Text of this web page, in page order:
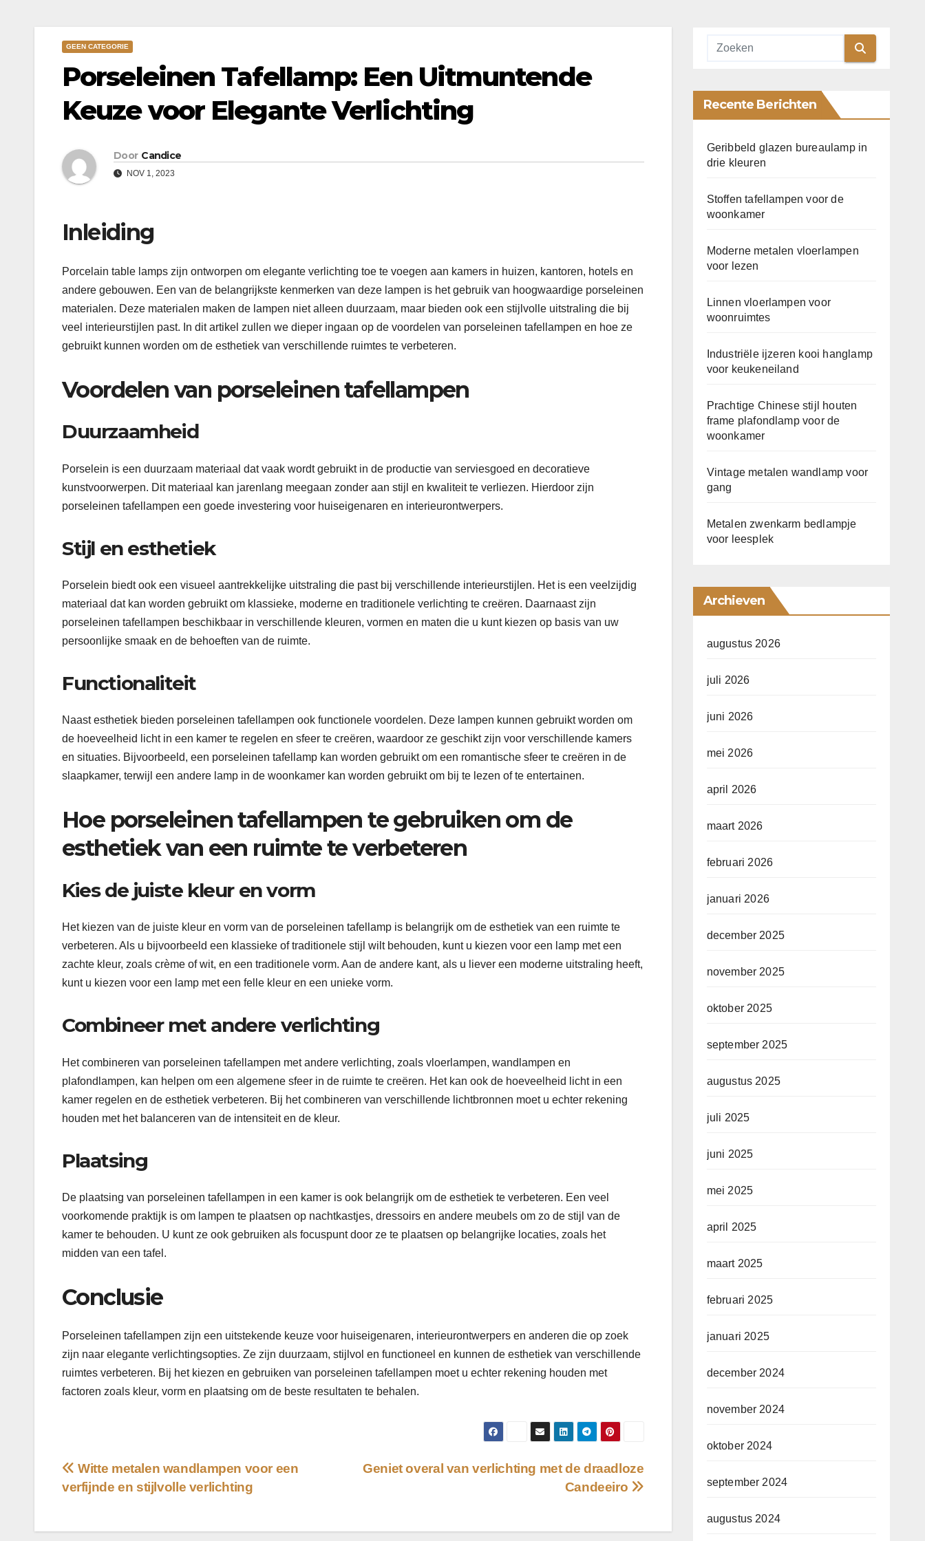
GEEN CATEGORIE
Porseleinen Tafellamp: Een Uitmuntende
Keuze voor Elegante Verlichting
Door Candice
NOV 1, 2023
Inleiding
Porcelain table lamps zijn ontworpen om elegante verlichting toe te voegen aan kamers in huizen, kantoren, hotels en
andere gebouwen. Een van de belangrijkste kenmerken van deze lampen is het gebruik van hoogwaardige porseleinen
materialen. Deze materialen maken de lampen niet alleen duurzaam, maar bieden ook een stijlvolle uitstraling die bij
veel interieurstijlen past. In dit artikel zullen we dieper ingaan op de voordelen van porseleinen tafellampen en hoe ze
gebruikt kunnen worden om de esthetiek van verschillende ruimtes te verbeteren.
Voordelen van porseleinen tafellampen
Duurzaamheid
Porselein is een duurzaam materiaal dat vaak wordt gebruikt in de productie van serviesgoed en decoratieve
kunstvoorwerpen. Dit materiaal kan jarenlang meegaan zonder aan stijl en kwaliteit te verliezen. Hierdoor zijn
porseleinen tafellampen een goede investering voor huiseigenaren en interieurontwerpers.
Stijl en esthetiek
Porselein biedt ook een visueel aantrekkelijke uitstraling die past bij verschillende interieurstijlen. Het is een veelzijdig
materiaal dat kan worden gebruikt om klassieke, moderne en traditionele verlichting te creëren. Daarnaast zijn
porseleinen tafellampen beschikbaar in verschillende kleuren, vormen en maten die u kunt kiezen op basis van uw
persoonlijke smaak en de behoeften van de ruimte.
Functionaliteit
Naast esthetiek bieden porseleinen tafellampen ook functionele voordelen. Deze lampen kunnen gebruikt worden om
de hoeveelheid licht in een kamer te regelen en sfeer te creëren, waardoor ze geschikt zijn voor verschillende kamers
en situaties. Bijvoorbeeld, een porseleinen tafellamp kan worden gebruikt om een ​​romantische sfeer te creëren in de
slaapkamer, terwijl een andere lamp in de woonkamer kan worden gebruikt om bij te lezen of te entertainen.
Hoe porseleinen tafellampen te gebruiken om de
esthetiek van een ruimte te verbeteren
Kies de juiste kleur en vorm
Het kiezen van de juiste kleur en vorm van de porseleinen tafellamp is belangrijk om de esthetiek van een ruimte te
verbeteren. Als u bijvoorbeeld een klassieke of traditionele stijl wilt behouden, kunt u kiezen voor een lamp met een
zachte kleur, zoals crème of wit, en een traditionele vorm. Aan de andere kant, als u liever een moderne uitstraling heeft,
kunt u kiezen voor een lamp met een felle kleur en een unieke vorm.
Combineer met andere verlichting
Het combineren van porseleinen tafellampen met andere verlichting, zoals vloerlampen, wandlampen en
plafondlampen, kan helpen om een ​​algemene sfeer in de ruimte te creëren. Het kan ook de hoeveelheid licht in een
kamer regelen en de esthetiek verbeteren. Bij het combineren van verschillende lichtbronnen moet u echter rekening
houden met het balanceren van de intensiteit en de kleur.
Plaatsing
De plaatsing van porseleinen tafellampen in een kamer is ook belangrijk om de esthetiek te verbeteren. Een veel
voorkomende praktijk is om lampen te plaatsen op nachtkastjes, dressoirs en andere meubels om zo de stijl van de
kamer te behouden. U kunt ze ook gebruiken als focuspunt door ze te plaatsen op belangrijke locaties, zoals het
midden van een tafel.
Conclusie
Porseleinen tafellampen zijn een uitstekende keuze voor huiseigenaren, interieurontwerpers en anderen die op zoek
zijn naar elegante verlichtingsopties. Ze zijn duurzaam, stijlvol en functioneel en kunnen de esthetiek van verschillende
ruimtes verbeteren. Bij het kiezen en gebruiken van porseleinen tafellampen moet u echter rekening houden met
factoren zoals kleur, vorm en plaatsing om de beste resultaten te behalen.
Bericht
navigatie
Geniet overal van verlichting met de draadloze
Candeeiro
Witte metalen wandlampen voor een
verfijnde en stijlvolle verlichting
Recente Berichten
Geribbeld glazen bureaulamp in
drie kleuren
Stoffen tafellampen voor de
woonkamer
Moderne metalen vloerlampen
voor lezen
Linnen vloerlampen voor
woonruimtes
Industriële ijzeren kooi hanglamp
voor keukeneiland
Prachtige Chinese stijl houten
frame plafondlamp voor de
woonkamer
Vintage metalen wandlamp voor
gang
Metalen zwenkarm bedlampje
voor leesplek
Archieven
augustus 2026
juli 2026
juni 2026
mei 2026
april 2026
maart 2026
februari 2026
januari 2026
december 2025
november 2025
oktober 2025
september 2025
augustus 2025
juli 2025
juni 2025
mei 2025
april 2025
maart 2025
februari 2025
januari 2025
december 2024
november 2024
oktober 2024
september 2024
augustus 2024